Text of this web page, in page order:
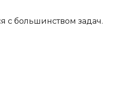
с большинством задач.